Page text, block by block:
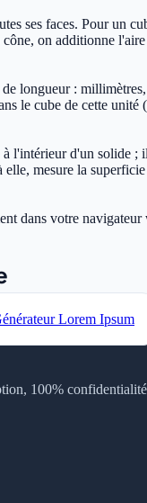
ses faces. Pour un
on additionne
longueur :
le cube de cette
l'intérieur d'un solide
mesure la
dans votre
Lorem Ipsum
100%